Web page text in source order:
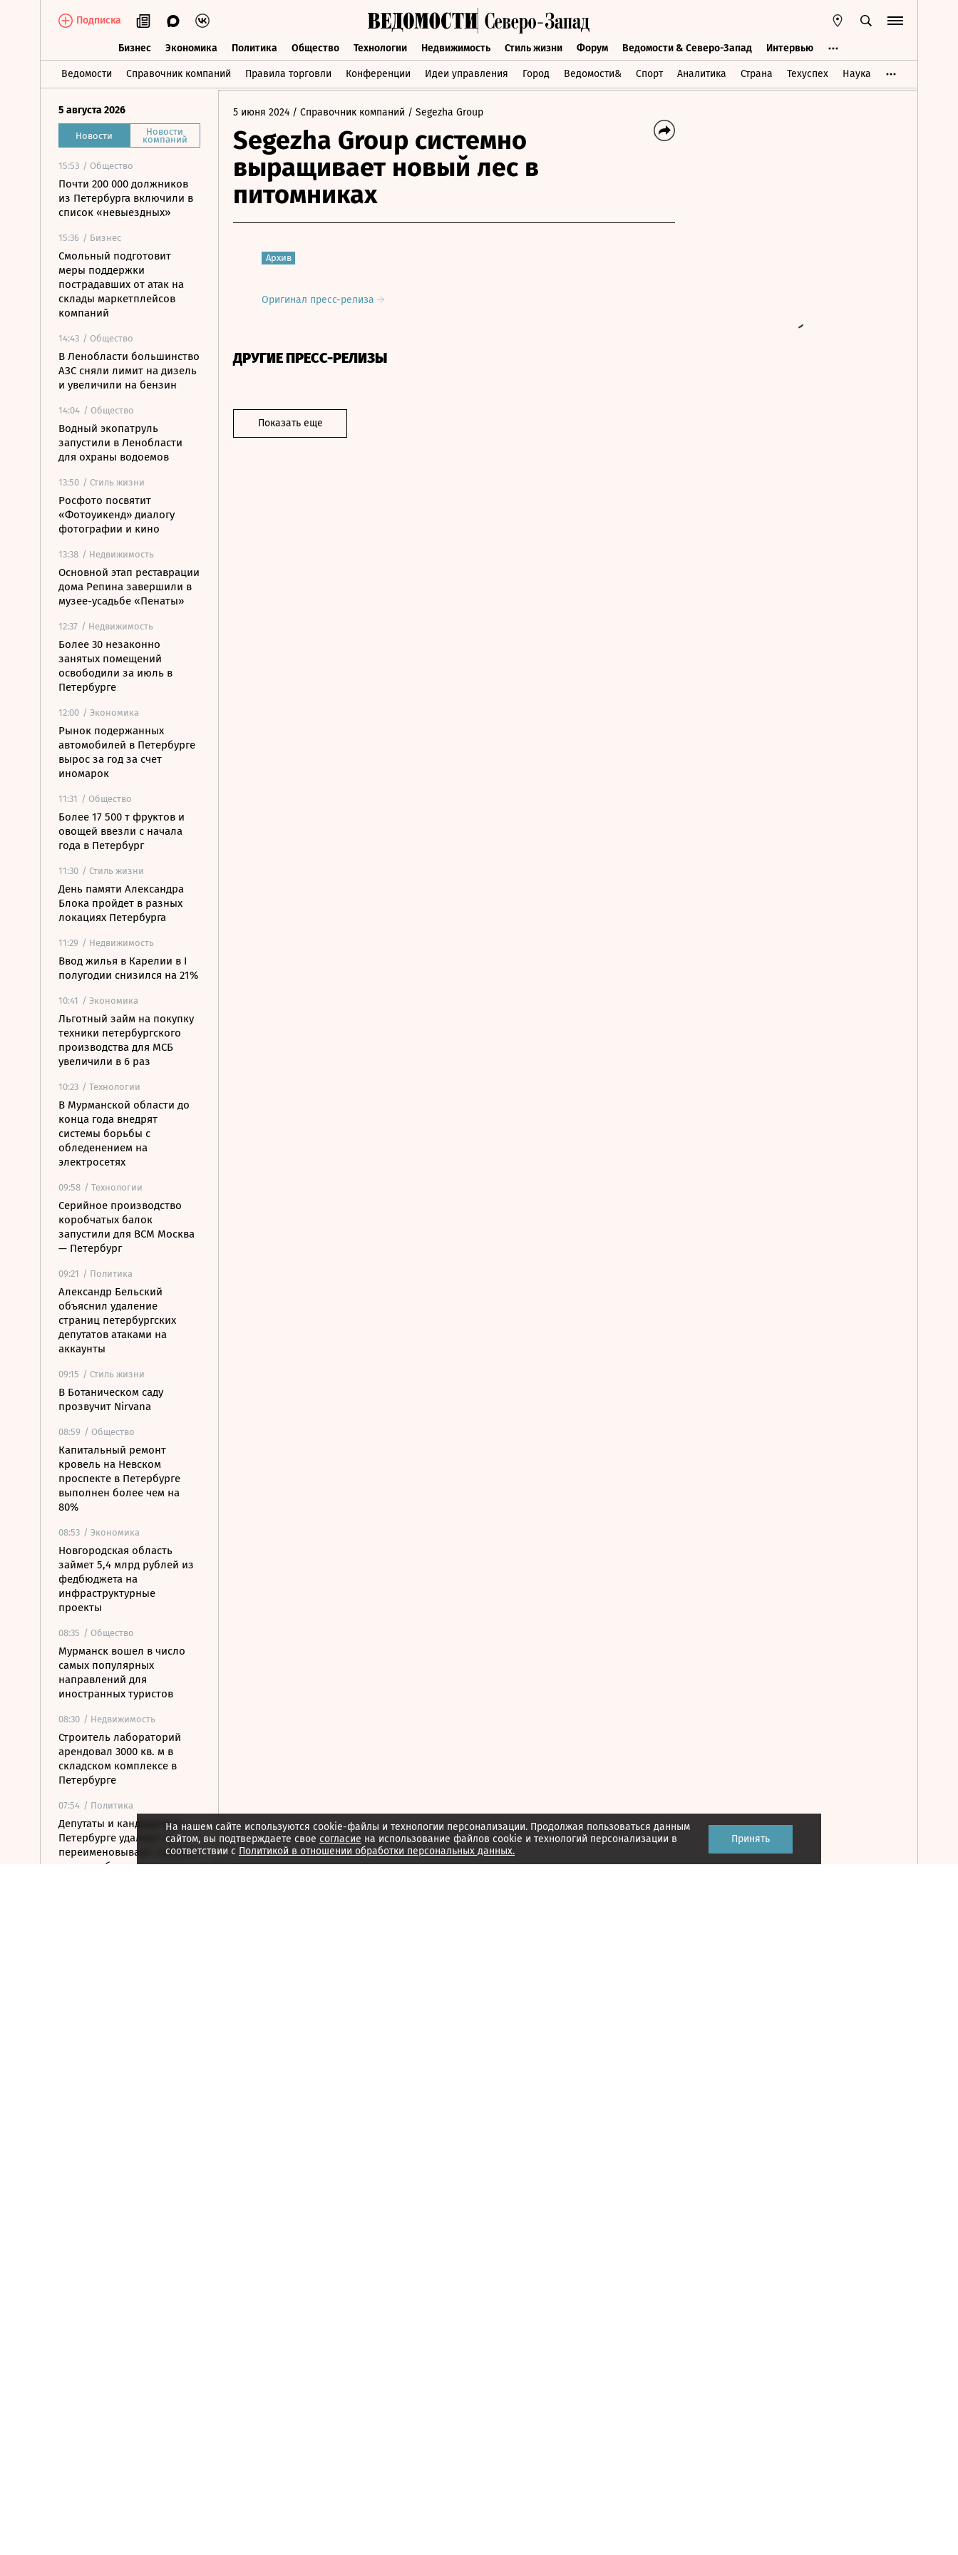
Подписка
Бизнес Экономика Политика Общество Технологии Недвижимость Стиль жизни Форум Ведомости & Северо-Запад Интервью
Ведомости Справочник компаний Правила торговли Конференции Идеи управления Город Ведомости& Спорт Аналитика Страна Техуспех Наука
Бизнес Экономика Политика Общество Технологии Недвижимость Стиль жизни Форум Ведомости & Северо-Запад Интервью
5 августа 2026
Новости Новости
компаний
15:53 / Общество
Почти 200 000 должников
из Петербурга включили в
список «невыездных»
15:36 / Бизнес
Смольный подготовит
меры поддержки
пострадавших от атак на
склады маркетплейсов
компаний
14:43 / Общество
В Ленобласти большинство
АЗС сняли лимит на дизель
и увеличили на бензин
14:04 / Общество
Водный экопатруль
запустили в Ленобласти
для охраны водоемов
13:50 / Стиль жизни
Росфото посвятит
«Фотоуикенд» диалогу
фотографии и кино
13:38 / Недвижимость
Основной этап реставрации
дома Репина завершили в
музее-усадьбе «Пенаты»
12:37 / Недвижимость
Более 30 незаконно
занятых помещений
освободили за июль в
Петербурге
12:00 / Экономика
Рынок подержанных
автомобилей в Петербурге
вырос за год за счет
иномарок
11:31 / Общество
Более 17 500 т фруктов и
овощей ввезли с начала
года в Петербург
11:30 / Стиль жизни
День памяти Александра
Блока пройдет в разных
локациях Петербурга
11:29 / Недвижимость
Ввод жилья в Карелии в I
полугодии снизился на 21%
10:41 / Экономика
Льготный займ на покупку
техники петербургского
производства для МСБ
увеличили в 6 раз
10:23 / Технологии
В Мурманской области до
конца года внедрят
системы борьбы с
обледенением на
электросетях
09:58 / Технологии
Серийное производство
коробчатых балок
запустили для ВСМ Москва
— Петербург
09:21 / Политика
Александр Бельский
объяснил удаление
страниц петербургских
депутатов атаками на
аккаунты
09:15 / Стиль жизни
В Ботаническом саду
прозвучит Nirvana
08:59 / Общество
Капитальный ремонт
кровель на Невском
проспекте в Петербурге
выполнен более чем на
80%
08:53 / Экономика
Новгородская область
займет 5,4 млрд рублей из
федбюджета на
инфраструктурные
проекты
08:35 / Общество
Мурманск вошел в число
самых популярных
направлений для
иностранных туристов
08:30 / Недвижимость
Строитель лабораторий
арендовал 3000 кв. м в
складском комплексе в
Петербурге
07:54 / Политика
Депутаты и кандидаты в
Петербурге удаляют и
переименовывают соцсети
перед выборами
5 июня 2024 / Справочник компаний / Segezha Group
Segezha Group системно
выращивает новый лес в
питомниках
Архив
Оригинал пресс-релиза
ДРУГИЕ ПРЕСС-РЕЛИЗЫ
Показать еще
На нашем сайте используются cookie-файлы и технологии персонализации. Продолжая пользоваться данным
сайтом, вы подтверждаете свое согласие на использование файлов cookie и технологий персонализации в
соответствии с Политикой в отношении обработки персональных данных.
Принять